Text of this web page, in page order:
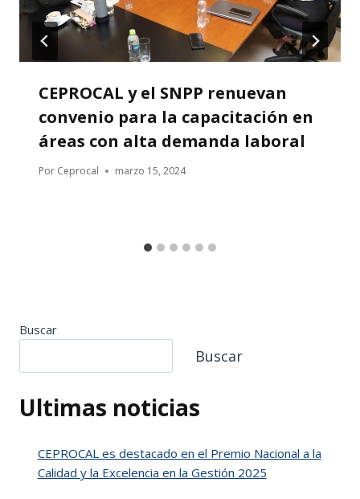
CEPROCAL y el SNPP renuevan
convenio para la capacitación en
áreas con alta demanda laboral
Por Ceprocal marzo 15, 2024
Buscar
Buscar
Ultimas noticias
CEPROCAL es destacado en el Premio Nacional a la
Calidad y la Excelencia en la Gestión 2025